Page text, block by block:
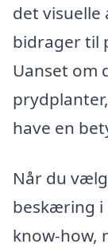
det visuelle
bidrager til
Uanset om
have en
Når du
beskæring i
know-how,